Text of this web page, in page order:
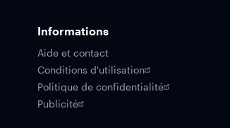
Informations
Aide et contact
Conditions d'utilisation
Politique de confidentialité
Publicité